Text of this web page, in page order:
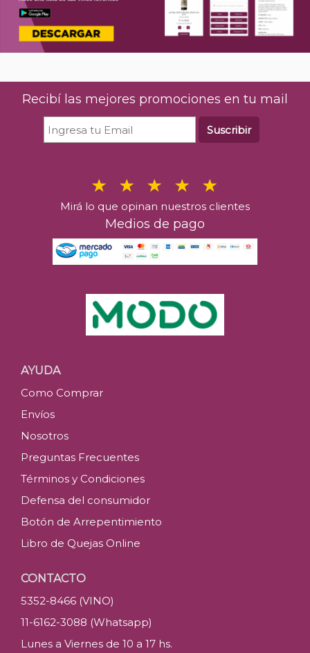
Recibí las mejores promociones en tu mail
Suscribir
Mirá lo que opinan nuestros clientes
Medios de pago
AYUDA
Como Comprar
Envíos
Nosotros
Preguntas Frecuentes
Términos y Condiciones
Defensa del consumidor
Botón de Arrepentimiento
Libro de Quejas Online
CONTACTO
5352-8466 (VINO)
11-6162-3088 (Whatsapp)
Lunes a Viernes de 10 a 17 hs.